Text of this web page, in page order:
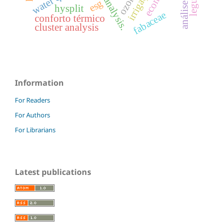
conforto térmico
esg
fabaceae
hysplit
cluster analysis
Information
For Readers
For Authors
For Librarians
Latest publications